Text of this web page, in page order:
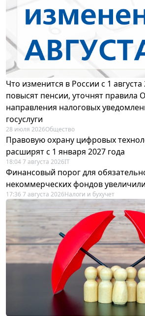
Что изменится в России с 1 августа
повысят пенсии, уточнят правила
направления налоговых
госуслуги
28 июля 2026Общество
Правовую охрану цифровых
расширят с 1 января 2027 года
18:04 7 августа 2026IT
Финансовый порог для
некоммерческих фондов увеличили
17:36 7 августа 2026Налоги и бухучет